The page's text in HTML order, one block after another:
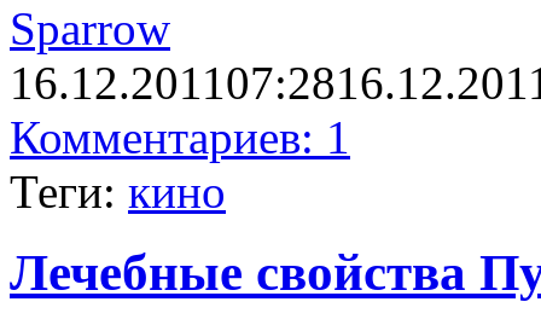
Sparrow
16.12.201107:28
Комментариев: 1
Теги: кино
Лечебные свойства